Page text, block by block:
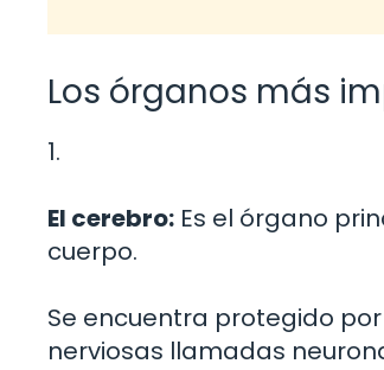
Los órganos más
1.
El cerebro: Es el órgano
cuerpo.
Se encuentra protegido
nerviosas llamadas